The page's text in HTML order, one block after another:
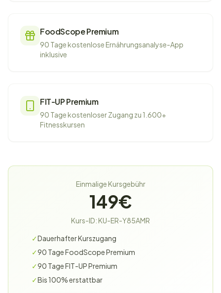
FoodScope Premium
90 Tage kostenlose Ernährungsanalyse-App
inklusive
FIT-UP Premium
90 Tage kostenloser Zugang zu 1.600+
Fitnesskursen
Einmalige Kursgebühr
149€
Kurs-ID: KU-ER-Y85AMR
✓Dauerhafter Kurszugang
✓90 Tage FoodScope Premium
✓90 Tage FIT-UP Premium
✓Bis 100% erstattbar